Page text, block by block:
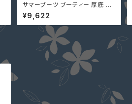
サマーブーツ ブーティー 厚底 2
2.5-25cm 黒 白 ショートブーツ
夏ブーツ サンダル 2179306 オ
ープントゥ メッシュ シースルー 太
いヒール レディース クロスダブル
ベルト
¥9,622